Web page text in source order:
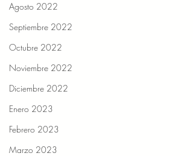
Agosto 2022
Septiembre 2022
Octubre 2022
Noviembre 2022
Diciembre 2022
Enero 2023
Febrero 2023
Marzo 2023